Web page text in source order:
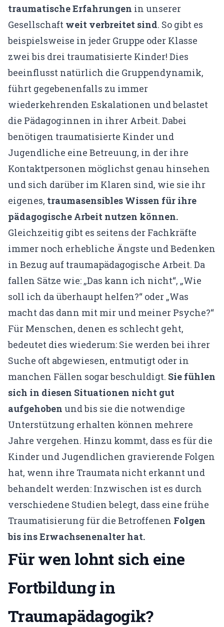
traumatische Erfahrungen in unserer
Gesellschaft weit verbreitet sind. So gibt es
beispielsweise in jeder Gruppe oder Klasse
zwei bis drei traumatisierte Kinder! Dies
beeinflusst natürlich die Gruppendynamik,
führt gegebenenfalls zu immer
wiederkehrenden Eskalationen und belastet
die Pädagog:innen in ihrer Arbeit. Dabei
benötigen traumatisierte Kinder und
Jugendliche eine Betreuung, in der ihre
Kontaktpersonen möglichst genau hinsehen
und sich darüber im Klaren sind, wie sie ihr
eigenes, traumasensibles Wissen für ihre
pädagogische Arbeit nutzen können.
Gleichzeitig gibt es seitens der Fachkräfte
immer noch erhebliche Ängste und Bedenken
in Bezug auf traumapädagogische Arbeit. Da
fallen Sätze wie: „Das kann ich nicht“, „Wie
soll ich da überhaupt helfen?“ oder „Was
macht das dann mit mir und meiner Psyche?“
Für Menschen, denen es schlecht geht,
bedeutet dies wiederum: Sie werden bei ihrer
Suche oft abgewiesen, entmutigt oder in
manchen Fällen sogar beschuldigt. Sie fühlen
sich in diesen Situationen nicht gut
aufgehoben und bis sie die notwendige
Unterstützung erhalten können mehrere
Jahre vergehen. Hinzu kommt, dass es für die
Kinder und Jugendlichen gravierende Folgen
hat, wenn ihre Traumata nicht erkannt und
behandelt werden: Inzwischen ist es durch
verschiedene Studien belegt, dass eine frühe
Traumatisierung für die Betroffenen Folgen
bis ins Erwachsenenalter hat.
Für wen lohnt sich eine
Fortbildung in
Traumapädagogik?